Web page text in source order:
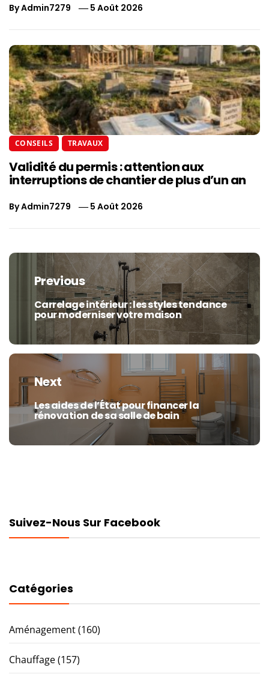
ByAdmin7279 5 Août 2026
CONSEILS TRAVAUX
Validité du permis : attention aux
interruptions de chantier de plus d’un an
ByAdmin7279 5 Août 2026
Navigation
l’article
Previous
Previous
post:
Carrelage intérieur : les styles tendance
pour moderniser votre maison
Next
Next
post:
Les aides de l’État pour financer la
rénovation de sa salle de bain
Suivez-Nous Sur Facebook
Catégories
Aménagement(160)
Chauffage(157)